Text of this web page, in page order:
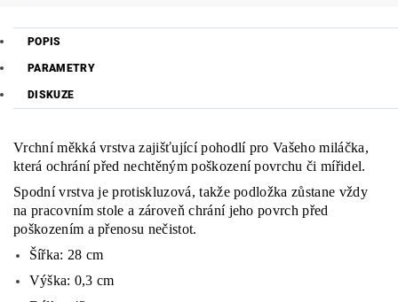
POPIS
PARAMETRY
DISKUZE
Vrchní měkká vrstva zajišťující pohodlí pro Vašeho miláčka,
která ochrání před nechtěným poškození povrchu či mířidel.
Spodní vrstva je protiskluzová, takže podložka zůstane vždy
na pracovním stole a zároveň chrání jeho povrch před
poškozením a přenosu nečistot.
Šířka: 28 cm
Výška: 0,3 cm